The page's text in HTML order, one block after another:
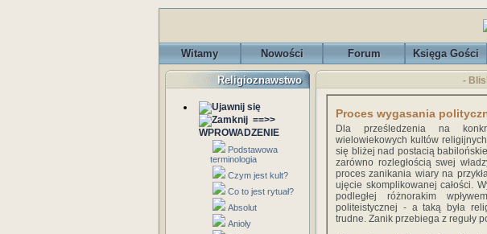
Witamy Nowości Forum Księga Gości
Religioznawstwo
==>>
WPROWADZENIE
Podstawowa
terminologia
Czym jest kult?
Co to jest rytuał?
Absolut
Anioły
-
Proces wygasania
Dla prześledzenia na
wielowiekowych kultów
się bliżej nad postacią
zarówno rozległością swej
proces zanikania wiary na
ujęcie skomplikowanej całości.
podległej różnorakim
politeistycznej - a taką była
trudne. Zanik przebiega z reguły